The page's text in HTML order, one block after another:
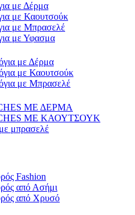
με Δέρμα
με Καουτσούκ
με Μπρασελέ
με Υφασμα
με Δέρμα
με Καουτσούκ
με Μπρασελέ
ΜΕ ΔΕΡΜΑ
ΜΕ ΚΑΟΥΤΣΟΥΚ
μπρασελέ
Fashion
από Ασήμι
από Χρυσό